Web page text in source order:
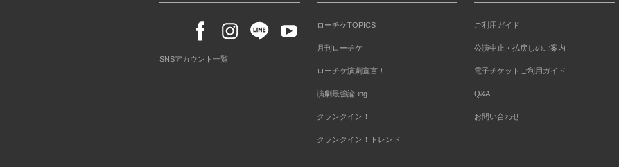
SNSアカウント一覧
ローチケTOPICS
月刊ローチケ
ローチケ演劇宣言！
演劇最強論-ing
クランクイン！
クランクイン！トレンド
ご利用ガイド
公演中止・払戻しのご案内
電子チケットご利用ガイド
Q&A
お問い合わせ